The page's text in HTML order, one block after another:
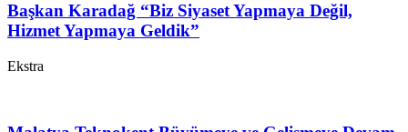
Başkan Karadağ “Biz Siyaset Yapmaya Değil,
Hizmet Yapmaya Geldik”
Ekstra